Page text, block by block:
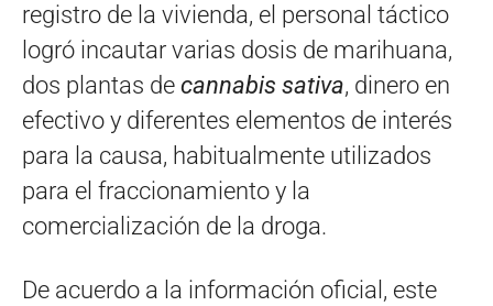
registro de la vivienda, el personal táctico
logró incautar varias dosis de marihuana,
dos plantas de cannabis sativa, dinero en
efectivo y diferentes elementos de interés
para la causa, habitualmente utilizados
para el fraccionamiento y la
comercialización de la droga.
De acuerdo a la información oficial, este